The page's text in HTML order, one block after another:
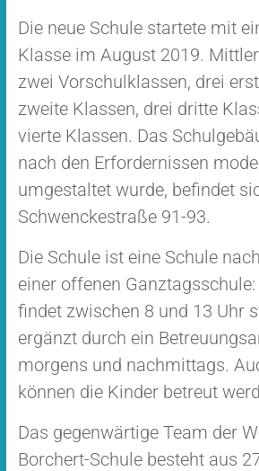
Die neue Schule startete mit
Klasse im August 2019.
zwei Vorschulklassen, drei
zweite Klassen, drei dritte
vierte Klassen. Das
nach den Erfordernissen
umgestaltet wurde, befindet
Schwenckestraße 91-93.
Die Schule ist eine Schule
einer offenen
findet zwischen 8 und 13 Uhr
ergänzt durch ein
morgens und nachmittags.
können die Kinder betreut
Das gegenwärtige Team der
Borchert-Schule besteht aus